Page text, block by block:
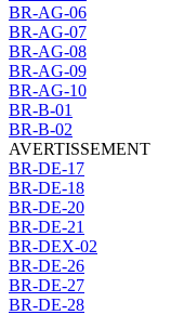
BR-AG-06
BR-AG-07
BR-AG-08
BR-AG-09
BR-AG-10
BR-B-01
BR-B-02
AVERTISSEMENT
BR-DE-17
BR-DE-18
BR-DE-20
BR-DE-21
BR-DEX-02
BR-DE-26
BR-DE-27
BR-DE-28